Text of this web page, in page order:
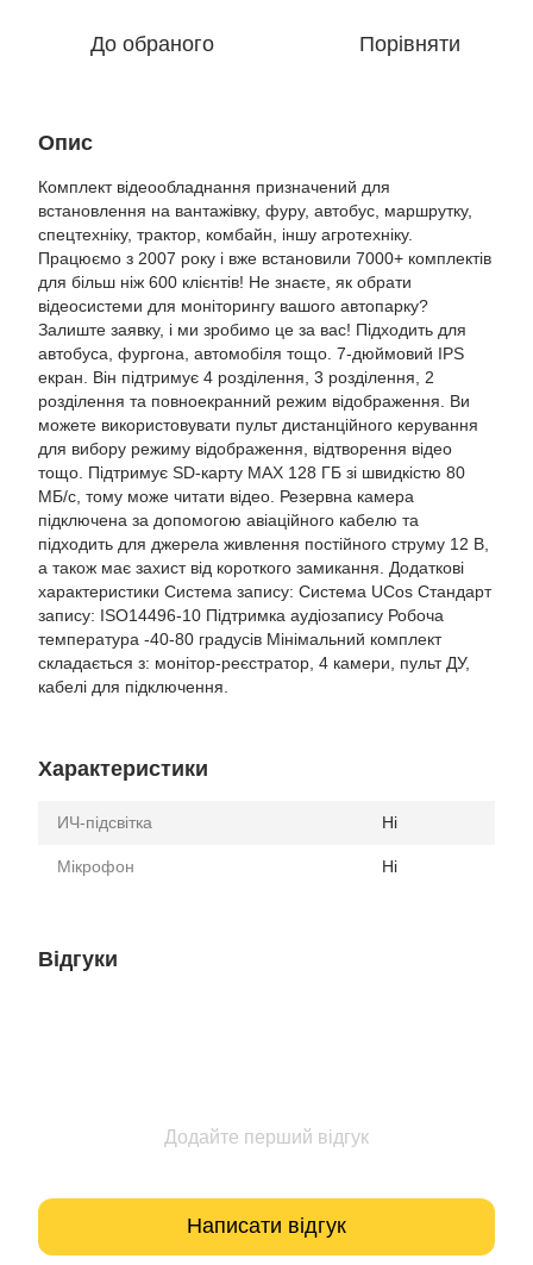
До обраного Порівняти
Опис
Комплект відеообладнання призначений для
встановлення на вантажівку, фуру, автобус, маршрутку,
спецтехніку, трактор, комбайн, іншу агротехніку.
Працюємо з 2007 року і вже встановили 7000+ комплектів
для більш ніж 600 клієнтів! Не знаєте, як обрати
відеосистеми для моніторингу вашого автопарку?
Залиште заявку, і ми зробимо це за вас! Підходить для
автобуса, фургона, автомобіля тощо. 7-дюймовий IPS
екран. Він підтримує 4 розділення, 3 розділення, 2
розділення та повноекранний режим відображення. Ви
можете використовувати пульт дистанційного керування
для вибору режиму відображення, відтворення відео
тощо. Підтримує SD-карту MAX 128 ГБ зі швидкістю 80
МБ/с, тому може читати відео. Резервна камера
підключена за допомогою авіаційного кабелю та
підходить для джерела живлення постійного струму 12 В,
а також має захист від короткого замикання. Додаткові
характеристики Система запису: Система UCos Стандарт
запису: ISO14496-10 Підтримка аудіозапису Робоча
температура -40-80 градусів Мінімальний комплект
складається з: монітор-реєстратор, 4 камери, пульт ДУ,
кабелі для підключення.
Характеристики
ИЧ-підсвітка Ні
Мікрофон Ні
Відгуки
Додайте перший відгук
Написати відгук